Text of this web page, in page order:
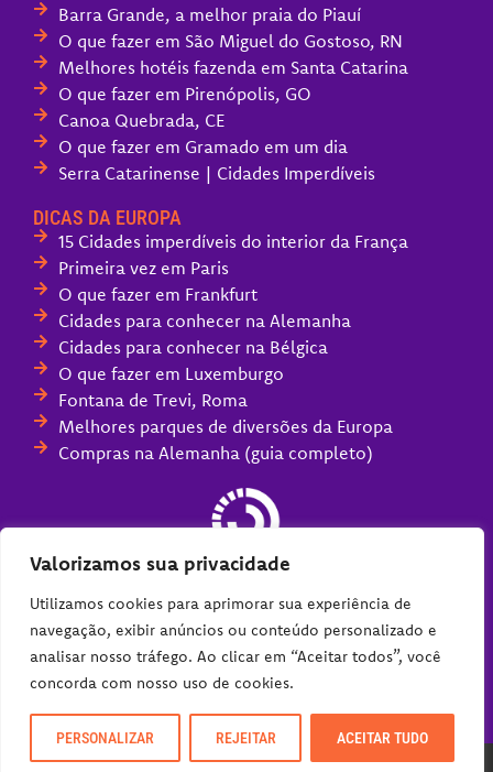
Valorizamos sua privacidade
Utilizamos cookies para aprimorar sua experiência de
navegação, exibir anúncios ou conteúdo personalizado e
analisar nosso tráfego. Ao clicar em “Aceitar todos”, você
concorda com nosso uso de cookies.
PERSONALIZAR REJEITAR ACEITAR TUDO
Barra Grande, a melhor praia do Piauí
O que fazer em São Miguel do Gostoso, RN
Melhores hotéis fazenda em Santa Catarina
O que fazer em Pirenópolis, GO
Canoa Quebrada, CE
O que fazer em Gramado em um dia
Serra Catarinense | Cidades Imperdíveis
DICAS DA EUROPA
15 Cidades imperdíveis do interior da França
Primeira vez em Paris
O que fazer em Frankfurt
Cidades para conhecer na Alemanha
Cidades para conhecer na Bélgica
O que fazer em Luxemburgo
Fontana de Trevi, Roma
Melhores parques de diversões da Europa
Compras na Alemanha (guia completo)
2026 Viajoteca. Todos os Direitos Reservados. DZign®